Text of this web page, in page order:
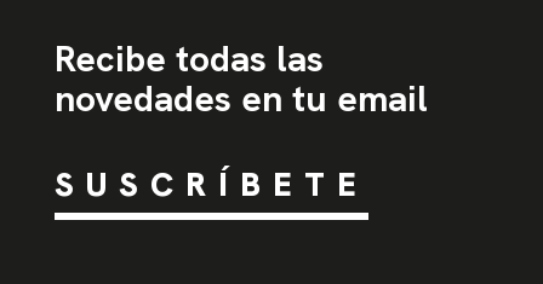
Recibe todas las
novedades en tu email
SUSCRÍBETE